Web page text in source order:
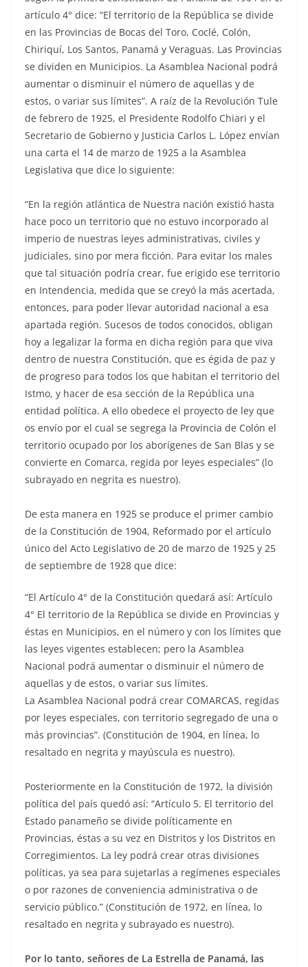
artículo 4° dice: “El territorio de la República se divide
en las Provincias de Bocas del Toro, Coclé, Colón,
Chiriquí, Los Santos, Panamá y Veraguas. Las Provincias
se dividen en Municipios. La Asamblea Nacional podrá
aumentar o disminuir el número de aquellas y de
estos, o variar sus límites”. A raíz de la Revolución Tule
de febrero de 1925, el Presidente Rodolfo Chiari y el
Secretario de Gobierno y Justicia Carlos L. López envían
una carta el 14 de marzo de 1925 a la Asamblea
Legislativa que dice lo siguiente:
“En la región atlántica de Nuestra nación existió hasta
hace poco un territorio que no estuvo incorporado al
imperio de nuestras leyes administrativas, civiles y
judiciales, sino por mera ficción. Para evitar los males
que tal situación podría crear, fue erigido ese territorio
en Intendencia, medida que se creyó la más acertada,
entonces, para poder llevar autoridad nacional a esa
apartada región. Sucesos de todos conocidos, obligan
hoy a legalizar la forma en dicha región para que viva
dentro de nuestra Constitución, que es égida de paz y
de progreso para todos los que habitan el territorio del
Istmo, y hacer de esa sección de la República una
entidad política. A ello obedece el proyecto de ley que
os envío por el cual se segrega la Provincia de Colón el
territorio ocupado por los aborígenes de San Blas y se
convierte en Comarca, regida por leyes especiales” (lo
subrayado en negrita es nuestro).
De esta manera en 1925 se produce el primer cambio
de la Constitución de 1904, Reformado por el artículo
único del Acto Legislativo de 20 de marzo de 1925 y 25
de septiembre de 1928 que dice:
“El Artículo 4° de la Constitución quedará así: Artículo
4° El territorio de la República se divide en Provincias y
éstas en Municipios, en el número y con los límites que
las leyes vigentes establecen; pero la Asamblea
Nacional podrá aumentar o disminuir el número de
aquellas y de estos, o variar sus límites.
La Asamblea Nacional podrá crear COMARCAS, regidas
por leyes especiales, con territorio segregado de una o
más provincias”. (Constitución de 1904, en línea, lo
resaltado en negrita y mayúscula es nuestro).
Posteriormente en la Constitución de 1972, la división
política del país quedó así: “Artículo 5. El territorio del
Estado panameño se divide políticamente en
Provincias, éstas a su vez en Distritos y los Distritos en
Corregimientos. La ley podrá crear otras divisiones
políticas, ya sea para sujetarlas a regímenes especiales
o por razones de conveniencia administrativa o de
servicio público.” (Constitución de 1972, en línea, lo
resaltado en negrita y subrayado es nuestro).
Por lo tanto, señores de La Estrella de Panamá, las